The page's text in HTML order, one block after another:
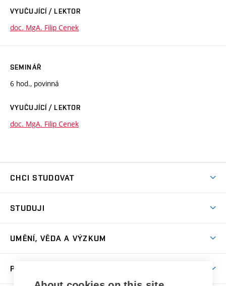
VYUČUJÍCÍ / LEKTOR
doc. MgA. Filip Cenek
SEMINÁŘ
6 hod., povinná
VYUČUJÍCÍ / LEKTOR
doc. MgA. Filip Cenek
CHCI STUDOVAT
Přijímačky
Dny otevřených dveří
Přípravné kurzy
STUDUJI
Časový plán studia
Studijní předpisy a formuláře
UMĚNÍ, VĚDA A VÝZKUM
PRO VEŘEJNOST